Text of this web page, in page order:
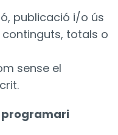
publicació i/o ús
totals o
sense el
programari